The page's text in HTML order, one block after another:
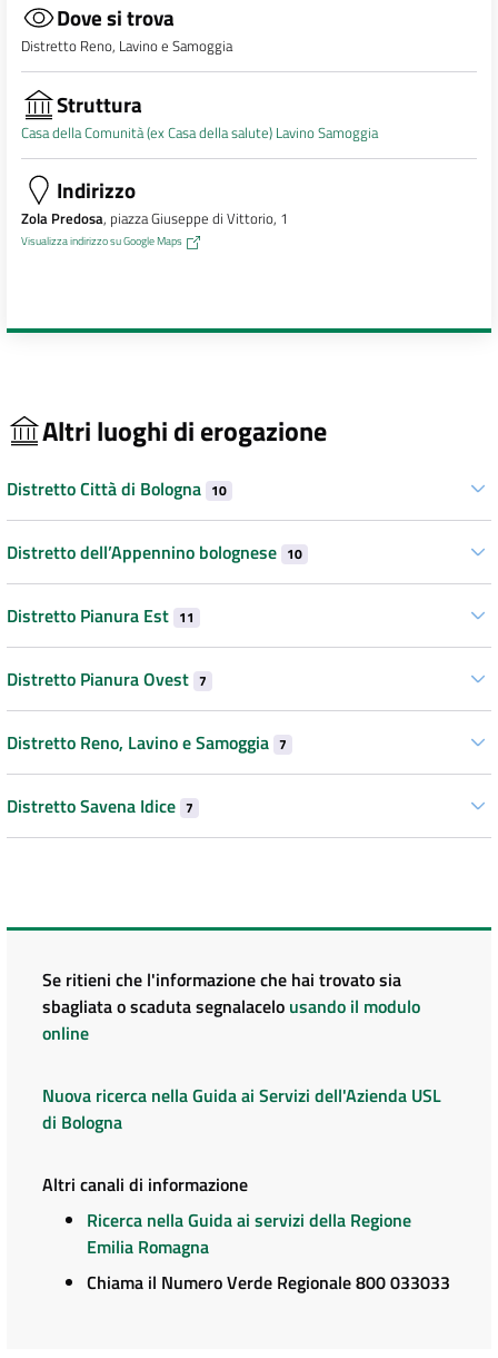
Dove si trova
Distretto Reno, Lavino e Samoggia
Struttura
Casa della Comunità (ex Casa della salute) Lavino Samoggia
Indirizzo
Zola Predosa, piazza Giuseppe di Vittorio, 1
Visualizza indirizzo su Google Maps
Altri luoghi di erogazione
Distretto Città di Bologna 10
Distretto dell’Appennino bolognese 10
Distretto Pianura Est 11
Distretto Pianura Ovest 7
Distretto Reno, Lavino e Samoggia 7
Distretto Savena Idice 7
Se ritieni che l'informazione che hai trovato sia
sbagliata o scaduta segnalacelo usando il modulo
online
Nuova ricerca nella Guida ai Servizi dell'Azienda USL
di Bologna
Altri canali di informazione
Ricerca nella Guida ai servizi della Regione
Emilia Romagna
Chiama il Numero Verde Regionale 800 033033